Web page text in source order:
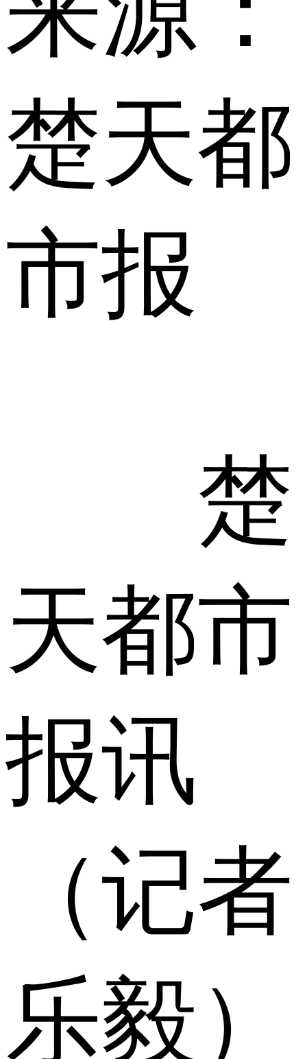
楚天都
市报
楚
天都市
报讯
（记者
乐毅）